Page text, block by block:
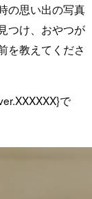
の思い出の写真
つけ、おやつが
を教えてくださ
で